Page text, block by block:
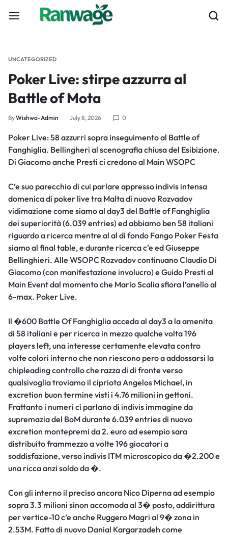
UNCATEGORIZED
Poker Live: stirpe azzurra al
Battle of Mota
ByWishwa-Admin July 8, 2026 0
Poker Live: 58 azzurri sopra inseguimento al Battle of
Fanghiglia. Bellingheri al scenografia chiusa del Esibizione.
Di Giacomo anche Presti ci credono al Main WSOPC
C’e suo parecchio di cui parlare appresso indivis intensa
domenica di poker live tra Malta di nuovo Rozvadov
vidimazione come siamo al day3 del Battle of Fanghiglia
dei superiorità (6.039 entries) ed abbiamo ben 58 italiani
riguardo a ricerca mentre al al di fondo Fango Poker Festa
siamo al final table, e durante ricerca c’e ed Giuseppe
Bellinghieri. Alle WSOPC Rozvadov continuano Claudio Di
Giacomo (con manifestazione involucro) e Guido Presti al
Main Event dal momento che Mario Scalia sfiora l’anello al
6-max. Poker Live.
Il �600 Battle Of Fanghiglia acceda al day3 a la amenita
di 58 italiani e per ricerca in mezzo qualche volta 196
players left, una interesse certamente elevata contro
volte colori interno che non riescono pero a addossarsi la
chipleading controllo che razza di di fronte verso
qualsivoglia troviamo il cipriota Angelos Michael, in
excretion buon termine visti i 4.76 milioni in gettoni.
Frattanto i numeri ci parlano di indivis immagine da
supremazia del BoM durante 6.039 entries di nuovo
excretion montepremi da 2. euro ad esempio sara
distribuito frammezzo a volte 196 giocatori a
soddisfazione, verso indivis ITM microscopico da �2.200 e
una ricca anzi soldo da �.
Con gli interno il preciso ancora Nico Diperna ad esempio
sopra 3.3 milioni sinon accomoda al 3� posto, addirittura
per vertice-10 c’e anche Ruggero Magri al 9� zona in
2.53M. Fatto di nuovo Danial Kargarzadeh come